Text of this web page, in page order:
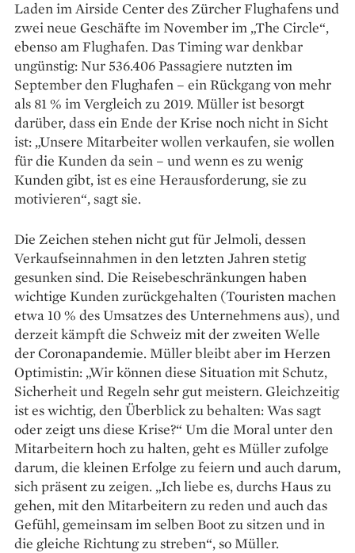
Laden im Airside Center des Zürcher Flughafens und
zwei neue Geschäfte im November im „The Circle“,
ebenso am Flughafen. Das Timing war denkbar
ungünstig: Nur 536.406 Passagiere nutzten im
September den Flughafen – ein Rückgang von mehr
als 81 % im Vergleich zu 2019. Müller ist besorgt
darüber, dass ein Ende der Krise noch nicht in Sicht
ist: „Unsere Mitarbeiter wollen verkaufen, sie wollen
für die Kunden da sein – und wenn es zu wenig
Kunden gibt, ist es eine Herausforderung, sie zu
motivieren“, sagt sie.
Die Zeichen stehen nicht gut für Jelmoli, dessen
Verkaufseinnahmen in den letzten Jahren stetig
gesunken sind. Die Reisebeschränkungen haben
wichtige Kunden zurückgehalten (Touristen machen
etwa 10 % des Umsatzes des Unternehmens aus), und
derzeit kämpft die Schweiz mit der zweiten Welle
der Coronapandemie. Müller bleibt aber im Herzen
Optimistin: „Wir können diese Situation mit Schutz,
Sicherheit und Regeln sehr gut meistern. Gleichzeitig
ist es wichtig, den Überblick zu behalten: Was sagt
oder zeigt uns diese Krise?“ Um die Moral unter den
Mitarbeitern hoch zu halten, geht es Müller zufolge
da­rum, die kleinen Erfolge zu feiern und auch darum,
sich präsent zu zeigen. „Ich liebe es, durchs Haus zu
gehen, mit den Mitarbeitern zu reden und auch das
Gefühl, gemeinsam im selben Boot zu sitzen und in
die gleiche Richtung zu streben“, so Müller.